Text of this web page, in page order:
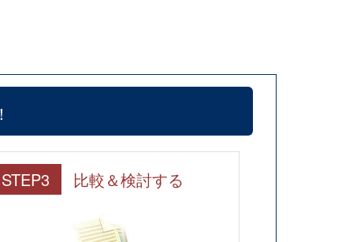
STEP3 比較＆検討する